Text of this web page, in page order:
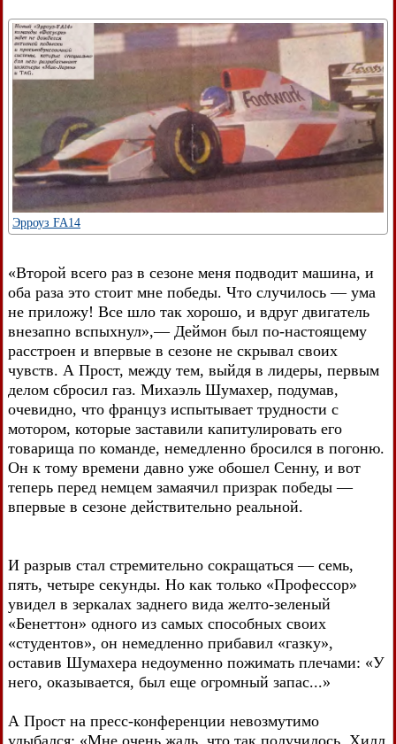
Эрроуз FA14
«Второй всего раз в сезоне меня подводит машина, и
оба раза это стоит мне победы. Что случилось — ума
не приложу! Все шло так хорошо, и вдруг двигатель
внезапно вспыхнул»,— Деймон был по-настоящему
расстроен и впервые в сезоне не скрывал своих
чувств. А Прост, между тем, выйдя в лидеры, первым
делом сбросил газ. Михаэль Шумахер, подумав,
очевидно, что француз испытывает трудности с
мотором, которые заставили капитулировать его
товарища по команде, немедленно бросился в погоню.
Он к тому времени давно уже обошел Сенну, и вот
теперь перед немцем замаячил призрак победы —
впервые в сезоне действительно реальной.
И разрыв стал стремительно сокращаться — семь,
пять, четыре секунды. Но как только «Профессор»
увидел в зеркалах заднего вида желто-зеленый
«Бенеттон» одного из самых способных своих
«студентов», он немедленно прибавил «газку»,
оставив Шумахера недоуменно пожимать плечами: «У
него, оказывается, был еще огромный запас...»
А Прост на пресс-конференции невозмутимо